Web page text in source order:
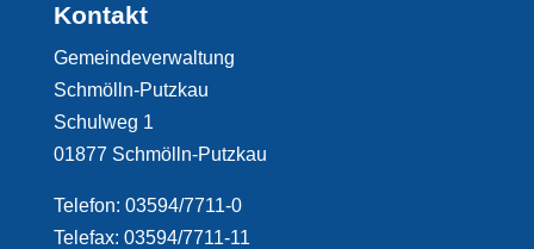
Kontakt
Gemeindeverwaltung
Schmölln-Putzkau
Schulweg 1
01877 Schmölln-Putzkau
Telefon: 03594/7711-0
Telefax: 03594/7711-11